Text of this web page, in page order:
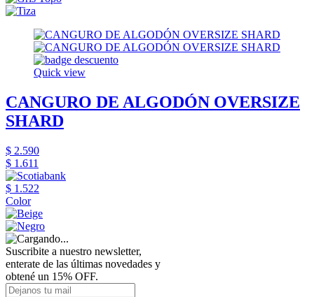
Quick view
CANGURO DE ALGODÓN OVERSIZE
SHARD
$ 2.590
$ 1.611
$ 1.522
Color
Suscribite a nuestro newsletter,
enterate de las últimas novedades y
obtené un 15% OFF.